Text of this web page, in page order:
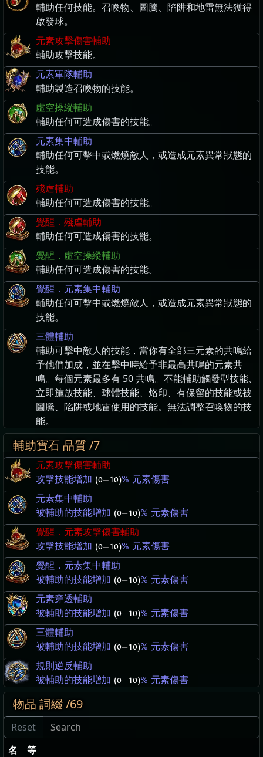
輔助任何技能。召喚物、圖騰、陷阱和地雷無法獲得
啟發球。
元素攻擊傷害輔助
輔助攻擊技能。
元素軍隊輔助
輔助製造召喚物的技能。
虛空操縱輔助
輔助任何可造成傷害的技能。
元素集中輔助
輔助任何可擊中或燃燒敵人，或造成元素異常狀態的
技能。
殘虐輔助
輔助任何可造成傷害的技能。
覺醒．殘虐輔助
輔助任何可造成傷害的技能。
覺醒．虛空操縱輔助
輔助任何可造成傷害的技能。
覺醒．元素集中輔助
輔助任何可擊中或燃燒敵人，或造成元素異常狀態的
技能。
三體輔助
輔助可擊中敵人的技能，當你有全部三元素的共鳴給
予他們加成，並在擊中時給予非最高共鳴的元素共
鳴。每個元素最多有 50 共鳴。不能輔助觸發型技能、
立即施放技能、球體技能、烙印、有保留的技能或被
圖騰、陷阱或地雷使用的技能。無法調整召喚物的技
能。
輔助寶石 品質 /7
元素攻擊傷害輔助
攻擊技能增加 (0—10)% 元素傷害
元素集中輔助
被輔助的技能增加 (0—10)% 元素傷害
覺醒．元素攻擊傷害輔助
攻擊技能增加 (0—10)% 元素傷害
覺醒．元素集中輔助
被輔助的技能增加 (0—10)% 元素傷害
元素穿透輔助
被輔助的技能增加 (0—10)% 元素傷害
三體輔助
被輔助的技能增加 (0—10)% 元素傷害
規則逆反輔助
被輔助的技能增加 (0—10)% 元素傷害
物品 詞綴 /69
名
等